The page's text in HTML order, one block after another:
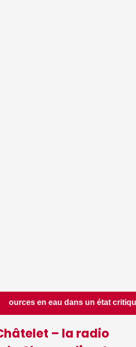
état critique dans le Cher :
– la radio